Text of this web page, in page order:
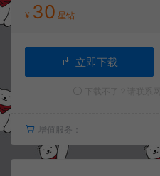
¥ 30 星钻
立即下载
增值服务：